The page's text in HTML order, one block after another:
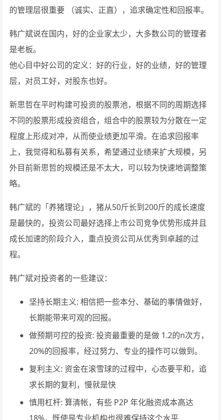
的管理层很重要 （诚实、正直），追求确定性和回报率。
韩广斌说在国内，好的企业家太少，大多数公司的管理者
是老板。
他心目中好公司的定义：好的行业，好的业绩，好的管理
层，对员工好，对股东也好。
新思哲在平时构建可投资的股票池，根据不同的周期选择
不同的股票形成投资组合，组合中的股票较为分散在一定
程度上形成对冲，从而使业绩更加平滑。在追求回报率
上，我觉得和私募有关系，希望通过业绩来扩大规模，另
外目前新思哲的规模还是不太大，可以较为快速地调整策
略。
韩广斌的「养猪理论」，猪从50斤长到200斤的成长速度
是最快的，投资公司最好选择上市公司竞争优势形成并且
成长加速的阶段介入，重点投资公司从优秀到卓越的过
程。
韩广斌对投资者的一些建议：
坚持长期主义: 相信把一些本分、基础的事情做好，
长期能带来可观的回报。
做预期可控的投资: 投资最重要的是做 1.2的n次方，
20%的回报率，经过努力、专业的操作可以做到。
复利主义: 资金在滚雪球的过程中，心态要平和，追
求长期的复利，慢就是快
慎用杠杆: 算清帐，有些 P2P 年化融资成本高达